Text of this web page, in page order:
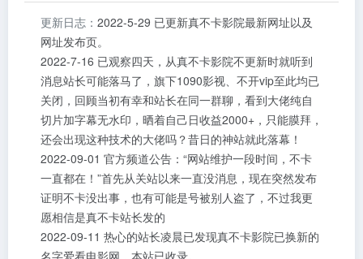
更新日志： 2022-5-29 已更新真不卡影院最新网址以及
网址发布页。
2022-7-16 已观察四天，从真不卡影院不更新时就听到
消息站长可能落马了，旗下1090影视、不开vip至此均已
关闭，回顾当初有幸和站长在同一群聊，看到大佬纯自
切片加字幕无水印，晒着自己日收益2000+，只能膜拜，
还会出现这种技术的大佬吗？昔日的神站就此落幕！
2022-09-01 官方频道公告：“网站维护一段时间，不卡
一直都在！”首先从关站以来一直没消息，现在突然发布
证明不卡没出事，也有可能是号被别人盗了，不过我更
愿相信是真不卡站长发的
2022-09-11 热心的站长凌晨已发现真不卡影院已换新的
名字爱看电影网，本站已收录。